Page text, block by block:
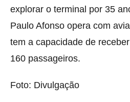
explorar o terminal por 35
Paulo Afonso opera com
tem a capacidade de
160 passageiros.
Foto: Divulgação